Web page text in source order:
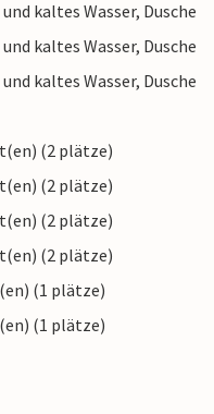
kaltes Wasser, Dusche
kaltes Wasser, Dusche
kaltes Wasser, Dusche
(2 plätze)
(2 plätze)
(2 plätze)
(2 plätze)
(1 plätze)
(1 plätze)